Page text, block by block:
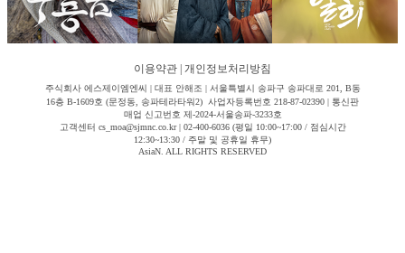
이용약관 개인정보처리방침
주식회사 에스제이엠엔씨 | 대표 안해조 | 서울특별시 송파구 송파대로 201, B동
16층 B-1609호 (문정동, 송파테라타워2) 사업자등록번호 218-87-02390 | 통신판
매업 신고번호 제-2024-서울송파-3233호
고객센터 cs_moa@sjmnc.co.kr | 02-400-6036 (평일 10:00~17:00 / 점심시간
12:30~13:30 / 주말 및 공휴일 휴무)
AsiaN. ALL RIGHTS RESERVED